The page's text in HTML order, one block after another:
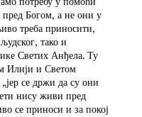
Богом, а не они у
треба приносити,
тако и
Светих Анђела. Ту
Илији и Светом
се држи да су они
нису живи пред
се приноси и за покој